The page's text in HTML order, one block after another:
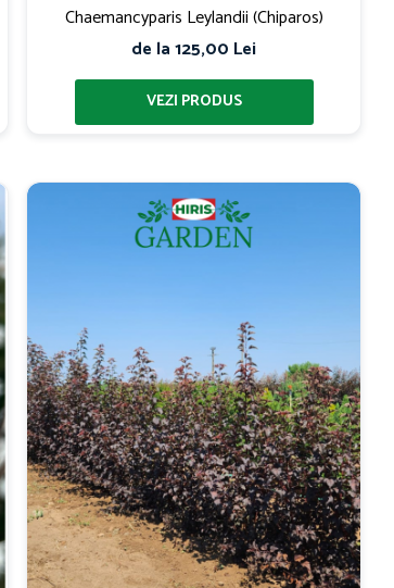
Chaemancyparis Leylandii (Chiparos)
de la 125,00 Lei